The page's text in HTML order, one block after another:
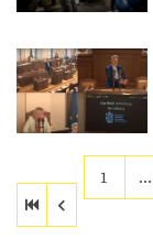
1 …